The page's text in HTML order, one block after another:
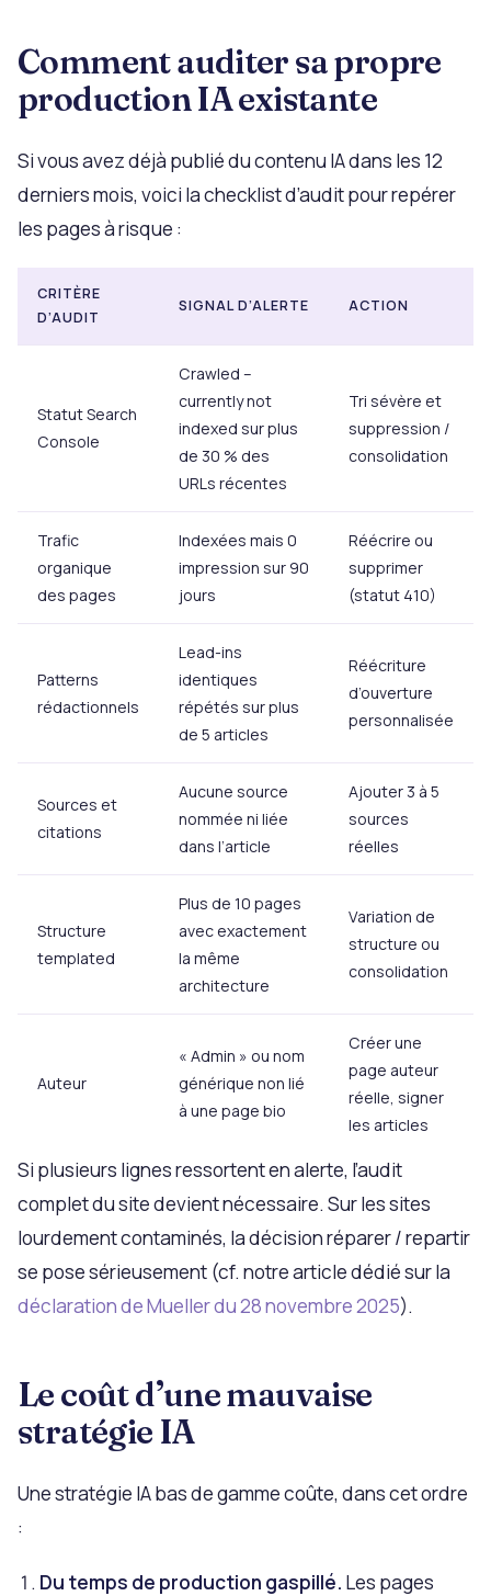
Comment auditer sa propre
production IA existante
Si vous avez déjà publié du contenu IA dans les 12
derniers mois, voici la checklist d’audit pour repérer
les pages à risque :
CRITÈRE
D’AUDIT
SIGNAL D’ALERTE ACTION
Statut Search
Console
Crawled –
currently not
indexed sur plus
de 30 % des
URLs récentes
Tri sévère et
suppression /
consolidation
Trafic
organique
des pages
Indexées mais 0
impression sur 90
jours
Réécrire ou
supprimer
(statut 410)
Patterns
rédactionnels
Lead-ins
identiques
répétés sur plus
de 5 articles
Réécriture
d’ouverture
personnalisée
Sources et
citations
Aucune source
nommée ni liée
dans l’article
Ajouter 3 à 5
sources
réelles
Structure
templated
Plus de 10 pages
avec exactement
la même
architecture
Variation de
structure ou
consolidation
Auteur
« Admin » ou nom
générique non lié
à une page bio
Créer une
page auteur
réelle, signer
les articles
Si plusieurs lignes ressortent en alerte, l’audit
complet du site devient nécessaire. Sur les sites
lourdement contaminés, la décision réparer / repartir
se pose sérieusement (cf. notre article dédié sur la
déclaration de Mueller du 28 novembre 2025).
Le coût d’une mauvaise
stratégie IA
Une stratégie IA bas de gamme coûte, dans cet ordre
:
Du temps de production gaspillé. Les pages